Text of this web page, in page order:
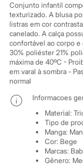
Tênis
Marcas
City
Clock House
Mindset
Sawary
Yessica
Moda esportiva
Acessórios
Blusas
Calçados
Leggings
Shorts e
Moda íntima
Conjunto infantil
texturizado. A blusa
listras em cor
canelado. A calça
confortável ao corpo e
30% poliéster 21%
máxima de 40ºC -
em varal à sombra -
normal
Informacoes
Material:
Tipo de
Manga:
Cor: Bege
Marcas:
Gênero: